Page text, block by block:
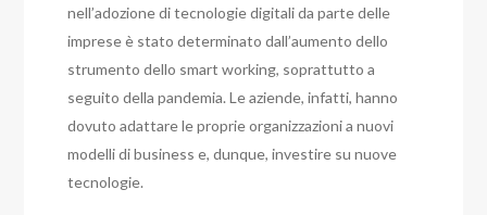
nell’adozione di tecnologie digitali da parte delle
imprese è stato determinato dall’aumento dello
strumento dello smart working, soprattutto a
seguito della pandemia. Le aziende, infatti, hanno
dovuto adattare le proprie organizzazioni a nuovi
modelli di business e, dunque, investire su nuove
tecnologie.